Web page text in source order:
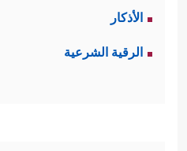
الأذكار
الرقية الشرعية